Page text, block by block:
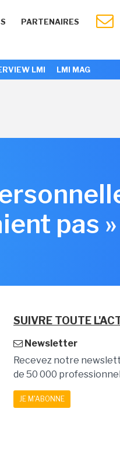
PARTENAIRES
LMI LMI MAG
pas »
SUIVRE TOUTE
Newsletter
Recevez notre
de 50 000
JE M'ABONNE